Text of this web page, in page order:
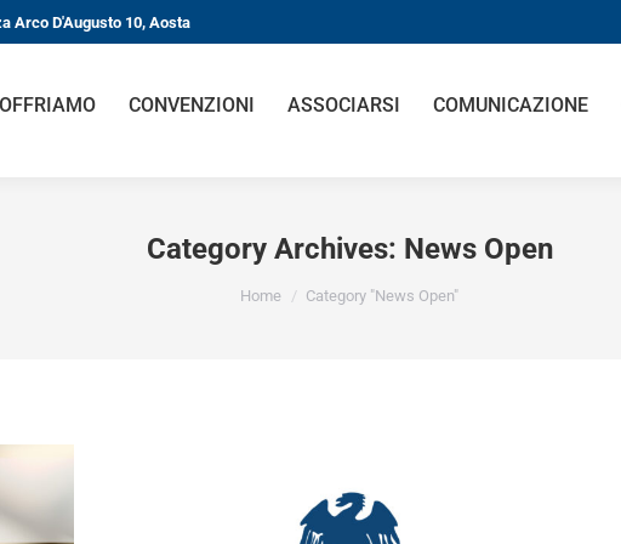
Arco D'Augusto 10, Aosta
CONVENZIONI ASSOCIARSI COMUNICAZIONE
Category Archives:News Open
Home Category "News Open"